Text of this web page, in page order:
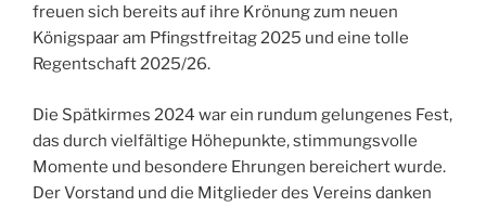
freuen sich bereits auf ihre Krönung zum neuen
Königspaar am Pfingstfreitag 2025 und eine tolle
Regentschaft 2025/26.
Die Spätkirmes 2024 war ein rundum gelungenes Fest,
das durch vielfältige Höhepunkte, stimmungsvolle
Momente und besondere Ehrungen bereichert wurde.
Der Vorstand und die Mitglieder des Vereins danken